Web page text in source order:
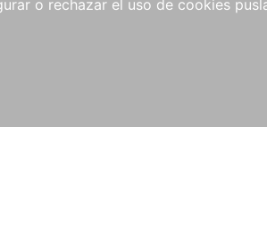
o rechazar el uso de cookies